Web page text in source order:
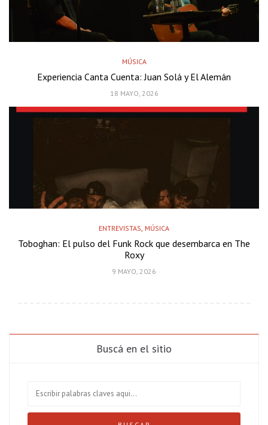
MÚSICA
Experiencia Canta Cuenta: Juan Solá y El Alemán
18 MAYO, 2026
ENTREVISTAS, MÚSICA
Toboghan: El pulso del Funk Rock que desembarca en The
Roxy
9 MAYO, 2026
Buscá en el sitio